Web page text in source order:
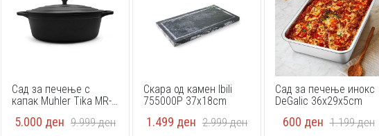
Сад за печење с
капак Muhler Tika MR-
гус
5.000 ден 9.999ден
Скара од камен Ibili
755000P 37x18cm
1.499 ден 2.999ден
Сад за печење инокс
DeGalic 36x29x5cm
600 ден 1.199ден